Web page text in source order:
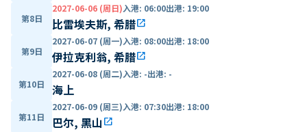
第8日
2027-06-06 (周日)入港: 06:00出港: 19:00
比雷埃夫斯, 希腊open_in_new
第9日
2027-06-07 (周一)入港: 08:00出港: 18:00
伊拉克利翁, 希腊open_in_new
第10日
2027-06-08 (周二)入港: -出港: -
海上
第11日
2027-06-09 (周三)入港: 07:30出港: 18:00
巴尔, 黑山 open_in_new